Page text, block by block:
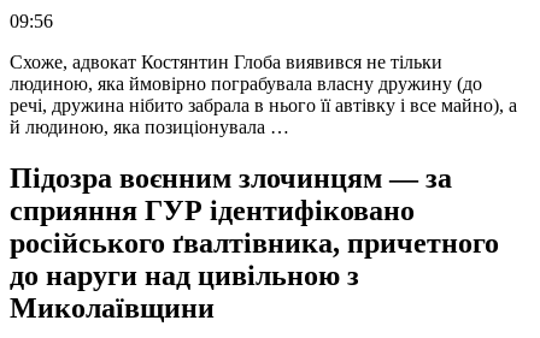
09:56
Схоже, адвокат Костянтин Глоба виявився не тільки
людиною, яка ймовірно пограбувала власну дружину (до
речі, дружина нібито забрала в нього її автівку і все майно), а
й людиною, яка позиціонувала …
Підозра воєнним злочинцям — за
сприяння ГУР ідентифіковано
російського ґвалтівника, причетного
до наруги над цивільною з
Миколаївщини